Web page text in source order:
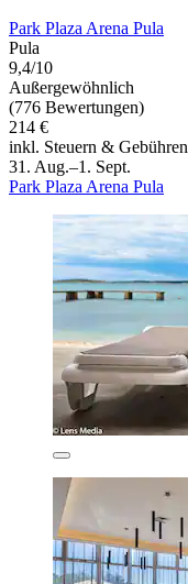
Park Plaza Arena Pula
Pula
9,4/10
Außergewöhnlich
(776 Bewertungen)
214 €
inkl. Steuern & Gebühren
31. Aug.–1. Sept.
Park Plaza Arena Pula